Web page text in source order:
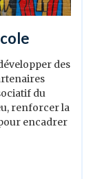
des
du
renforcer la
encadrer